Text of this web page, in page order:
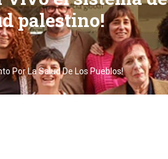
palestino!
Por La Salud De Los Pueblos!